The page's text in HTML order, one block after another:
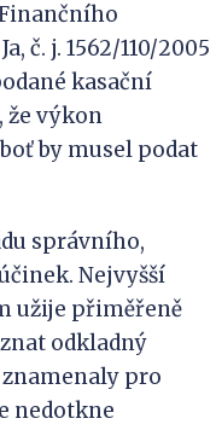
č. j. 1562/110/2005
kasační
že výkon
by musel podat
správního,
Nejvyšší
užije přiměřeně
odkladný
pro
nedotkne